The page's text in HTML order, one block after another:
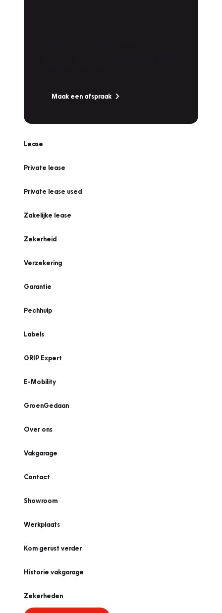
Maak een afspraak
Lease
Private lease
Private lease used
Zakelijke lease
Zekerheid
Verzekering
Garantie
Pechhulp
Labels
GRIP Expert
E-Mobility
GroenGedaan
Over ons
Vakgarage
Contact
Showroom
Werkplaats
Kom gerust verder
Historie vakgarage
Zekerheden